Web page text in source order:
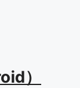
）